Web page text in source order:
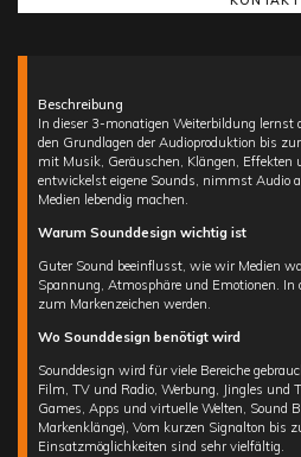
Beschreibung
In dieser 3-monatigen Weiterbildung lernst
den Grundlagen der Audioproduktion bis
mit Musik, Geräuschen, Klängen,
entwickelst eigene Sounds, nimmst Audio
Medien lebendig machen.
Warum Sounddesign wichtig ist
Guter Sound beeinflusst, wie wir Medien
Spannung, Atmosphäre und Emotionen. In
zum Markenzeichen werden.
Wo Sounddesign benötigt wird
Sounddesign wird für viele Bereiche
Film, TV und Radio, Werbung, Jingles und
Games, Apps und virtuelle Welten, Sound
Markenklänge), Vom kurzen Signalton bis
Einsatzmöglichkeiten sind sehr vielfältig.